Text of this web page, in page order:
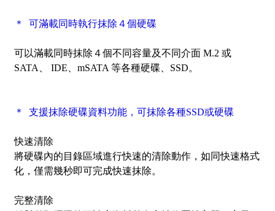
＊ 可滿載同時執行抹除４個硬碟
可以滿載同時抹除４個不同容量及不同介面 M.2 或
SATA、 IDE、mSATA 等各種硬碟、SSD。
＊ 支援抹除硬碟資料功能，可抹除各種SSD或硬碟
快速清除
將硬碟內的目錄區域進行快速的清除動作，如同快速格式
化，僅需幾秒即可完成快速抹除。
完整清除